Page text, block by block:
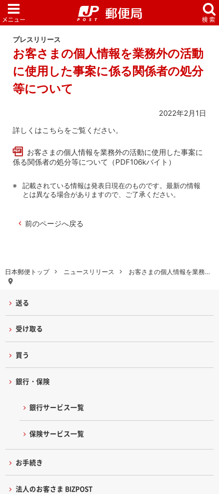
日本郵便トップ ニュースリリース お客さまの個人情報を業務…
プレスリリース
お客さまの個人情報を業務外の活動
に使用した事案に係る関係者の処分
等について
2022年2月1日
詳しくはこちらをご覧ください。
お客さまの個人情報を業務外の活動に使用した事案に
係る関係者の処分等について（PDF106kバイト）
記載されている情報は発表日現在のものです。最新の情報
とは異なる場合がありますので、ご了承ください。
前のページへ戻る
送る
受け取る
買う
銀行・保険
銀行サービス一覧
保険サービス一覧
お手続き
法人のお客さま BIZPOST